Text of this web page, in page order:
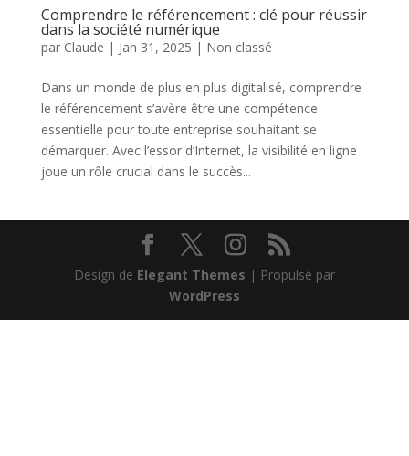
Comprendre le référencement : clé pour réussir
dans la société numérique
par Claude | Jan 31, 2025 | Non classé
Dans un monde de plus en plus digitalisé, comprendre
le référencement s’avère être une compétence
essentielle pour toute entreprise souhaitant se
démarquer. Avec l’essor d’Internet, la visibilité en ligne
joue un rôle crucial dans le succès...
Design de Elegant Themes | Propulsé par
WordPress